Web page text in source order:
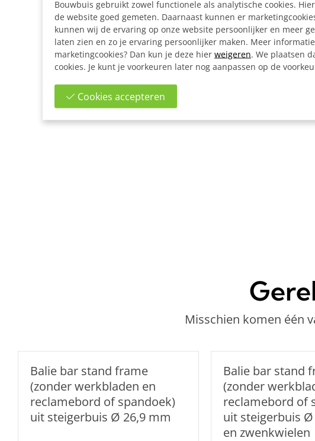
Misschien komen één
Balie bar stand frame
(zonder werkbladen en
reclamebord of spandoek)
uit steigerbuis Ø 26,9 mm
Balie bar stand
(zonder
reclamebord of
uit steigerbuis Ø
en zwenkwielen
Bouwbuis gebruikt zowel functionele als analytische cookies.
de website goed gemeten. Daarnaast kunnen er
kunnen wij de ervaring op onze website persoonlijker en meer
laten zien en zo je ervaring persoonlijker maken. Meer
marketingcookies? Dan kun je deze hier weigeren. We plaatsen
cookies. Je kunt je voorkeuren later nog aanpassen op de
Cookies accepteren